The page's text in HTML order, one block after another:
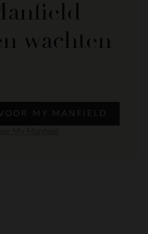
wachten
MY MANFIELD